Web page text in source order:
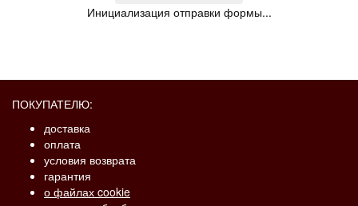
Инициализация отправки формы...
ПОКУПАТЕЛЮ:
доставка
оплата
условия возврата
гарантия
о файлах cookie